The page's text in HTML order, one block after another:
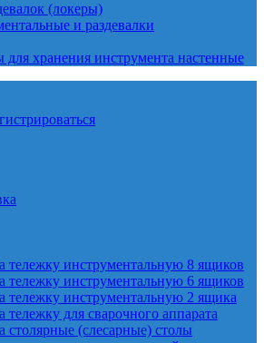
(локеры)
и раздевалки
хранения инструмента настенные
тележку инструментальную 8 ящиков
тележку инструментальную 6 ящиков
тележку инструментальную 2 ящика
для сварочного аппарата
столярные (слесарные) столы